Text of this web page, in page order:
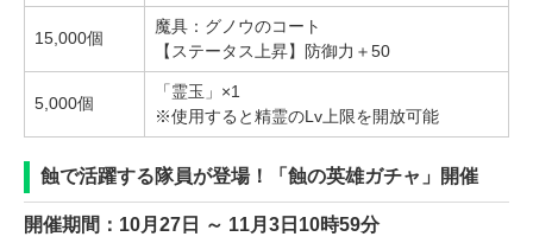
15,000個
魔具：グノウのコート
【ステータス上昇】防御力＋50
5,000個
「霊玉」×1
※使用すると精霊のLv上限を開放可能
蝕で活躍する隊員が登場！「蝕の英雄ガチャ」開催
開催期間：10月27日 ～ 11月3日10時59分